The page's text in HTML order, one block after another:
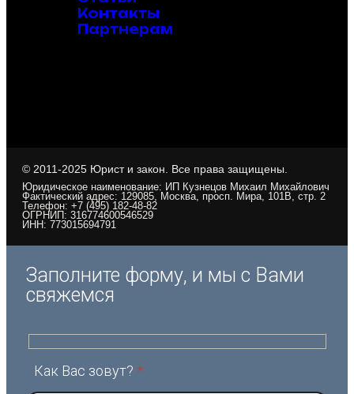
Контакты
Партнерам
© 2011-2025 Юрист и закон. Все права защищены.
Юридическое наименование: ИП Кузнецов Михаил Михайлович
Фактический адрес: 129085, Москва, просп. Мира, 101В, стр. 2
Телефон: +7 (495) 182-48-82
ОГРНИП: 316774600546529
ИНН: 773015694791
Заполните форму, и мы с Вами
свяжемся
Как Вас зовут? *